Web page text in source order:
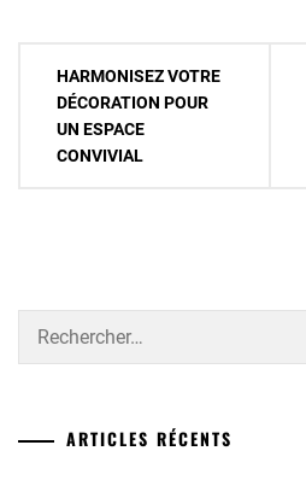
Navigation
l’article
HARMONISEZ VOTRE
DÉCORATION POUR
UN ESPACE
CONVIVIAL
ARTICLES RÉCENTS